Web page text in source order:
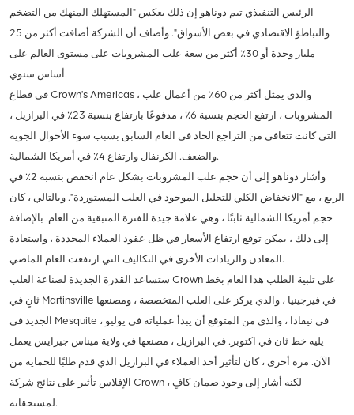
الرئيس التنفيذي تيم دوناهو إن ذلك يعكس "المستهلك المنهك من التضخم
والتباطؤ الاقتصادي في بعض الأسواق". وأضاف أن الشركة أضافت أكثر من 25
مليار وحدة أو 30٪ أكثر من سعة علب المشروبات على مستوى العالم على
أساس سنوي.
في قطاع Crown's Americas ، والذي يمثل أكثر من 60٪ من أعمال علب
المشروبات ، ارتفع الحجم بنسبة 6٪ ، مدفوعًا بارتفاع بنسبة 23٪ في البرازيل ،
التي كانت تتعافى من التراجع الحاد في العام السابق بسبب سوء الأحوال الجوية
والضعف. الكرنفال وارتفاع 4٪ في أمريكا الشمالية.
وأشار دوناهو إلى أن حجم علب المشروبات بشكل عام انخفض بنسبة 2٪ في
الربع ، مع "الانخفاض الكلي للتحليل الموجود في العلب المستوردة". وبالتالي ، كان
حجم أمريكا الشمالية ثابتًا ، وهي علامة جيدة للفترة المتبقية من العام. بالإضافة
إلى ذلك ، يمكن توقع ارتفاع الأسعار في ظل عقود العملاء المجددة ، واستعادة
المعادن والزيادات الأخرى في التكاليف التي ارتفعت العام الماضي.
ستساعد القدرة الجديدة لصناعة العلب Crown على تلبية الطلب هذا العام بخط
ثانٍ في Martinsville في فيرجينيا ، والذي يركز على العلب المتخصصة ، ومصنعها
الجديد في Mesquite في نيفادا ، والذي من المتوقع أن يبدأ عملياته في يوليو ،
يليه خط ثان في اكتوبر. في البرازيل ، مصنعها في ولاية ميناس جيرايس يعمل
الآن. مرة أخرى ، كان لتأثير أحد العملاء في البرازيل الذي قدم طلبًا للحماية من
الإفلاس تأثير على نتائج شركة Crown ، لكنه أشار إلى وجود ضمان كافٍ
لمستحقاته.